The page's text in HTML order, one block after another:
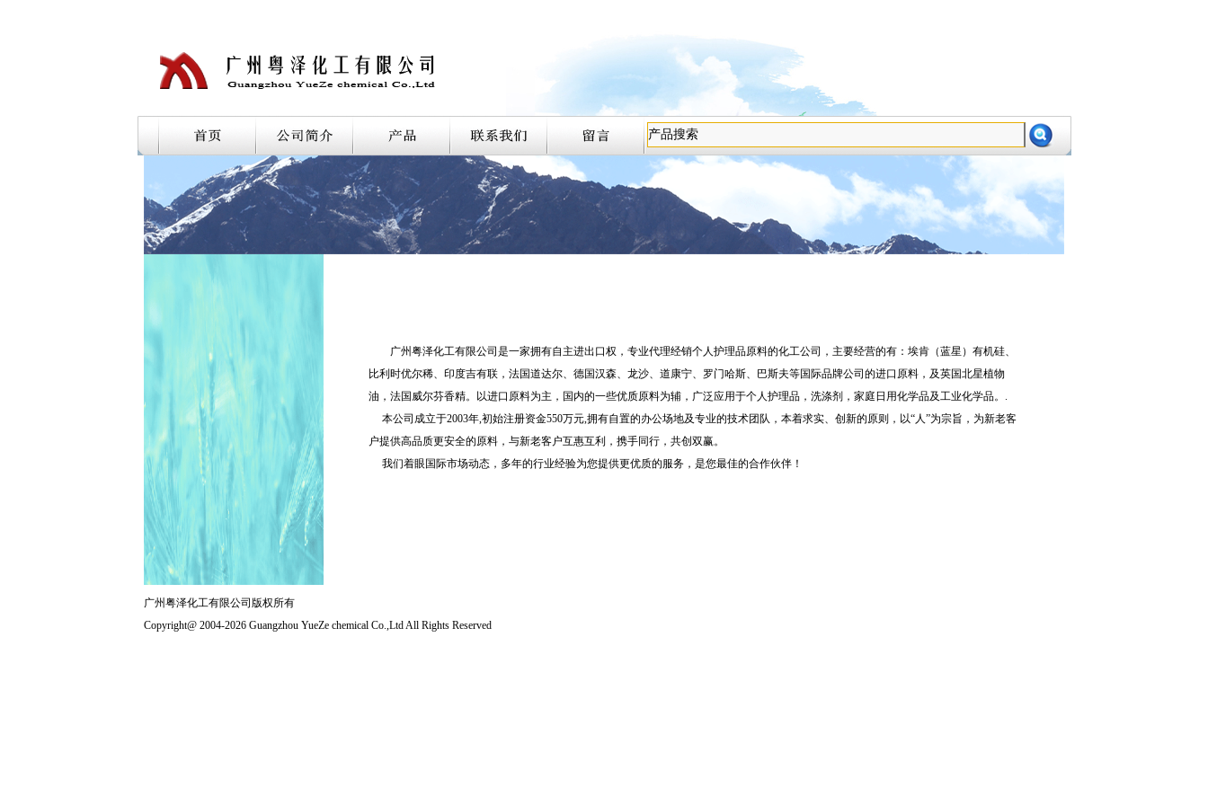
广州粤泽化工有限公司是一家拥有自主进出口权，专业代理经销个人护理品原料的化工公司，主要经营的有：埃肯（蓝星）有机硅、
比利时优尔稀、印度吉有联，法国道达尔、德国汉森、龙沙、道康宁、罗门哈斯、巴斯夫等国际品牌公司的进口原料，及英国北星植物
油，法国威尔芬香精。以进口原料为主，国内的一些优质原料为辅，广泛应用于个人护理品，洗涤剂，家庭日用化学品及工业化学品。.
本公司成立于2003年,初始注册资金550万元,拥有自置的办公场地及专业的技术团队，本着求实、创新的原则，以“人”为宗旨，为新老客
户提供高品质更安全的原料，与新老客户互惠互利，携手同行，共创双赢。
我们着眼国际市场动态，多年的行业经验为您提供更优质的服务，是您最佳的合作伙伴！
广州粤泽化工有限公司版权所有
Copyright@ 2004-2026 Guangzhou YueZe chemical Co.,Ltd All Rights Reserved